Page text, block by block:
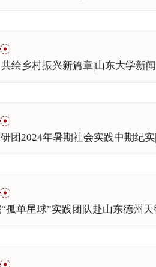
团2024年暑期社会实践中期纪
孤单星球”实践团队赴山东德州